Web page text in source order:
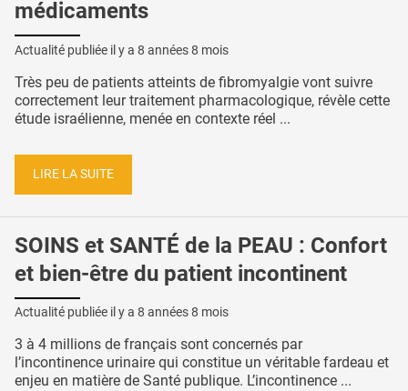
médicaments
Actualité publiée il y a 8 années 8 mois
Très peu de patients atteints de fibromyalgie vont suivre
correctement leur traitement pharmacologique, révèle cette
étude israélienne, menée en contexte réel ...
LIRE LA SUITE
SOINS et SANTÉ de la PEAU : Confort
et bien-être du patient incontinent
Actualité publiée il y a 8 années 8 mois
3 à 4 millions de français sont concernés par
l’incontinence urinaire qui constitue un véritable fardeau et
enjeu en matière de Santé publique. L’incontinence ...